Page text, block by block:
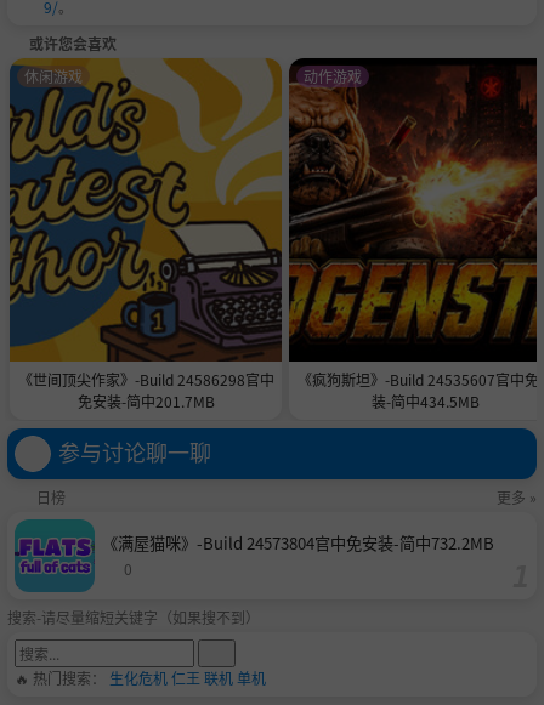
9/。
或许您会喜欢
《世间顶尖作家》-Build 24586298官中
免安装-简中201.7MB
休闲游戏
《疯狗斯坦》-Build 24535607官中免
装-简中434.5MB
动作游戏
参与讨论聊一聊
日榜 更多 »
《满屋猫咪》-Build 24573804官中免安装-简中732.2MB
0
搜索-请尽量缩短关键字（如果搜不到）
🔥 热门搜索： 生化危机仁王 联机单机